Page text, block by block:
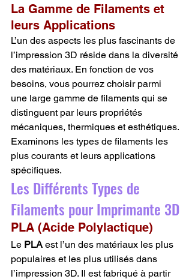
La Gamme de Filaments et
leurs Applications
L’un des aspects les plus fascinants de
l’impression 3D réside dans la diversité
des matériaux. En fonction de vos
besoins, vous pourrez choisir parmi
une large gamme de filaments qui se
distinguent par leurs propriétés
mécaniques, thermiques et esthétiques.
Examinons les types de filaments les
plus courants et leurs applications
spécifiques.
Les Différents Types de
Filaments pour Imprimante 3D
PLA (Acide Polylactique)
Le PLA est l’un des matériaux les plus
populaires et les plus utilisés dans
l’impression 3D. Il est fabriqué à partir